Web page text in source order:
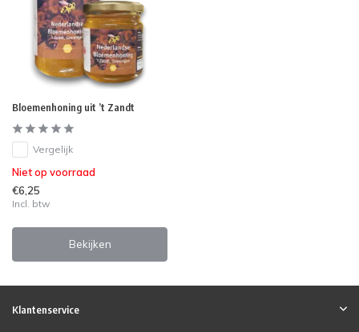
Bloemenhoning uit ’t Zandt
Vergelijk
Niet op voorraad
€6,25
Incl. btw
Bekijken
Klantenservice